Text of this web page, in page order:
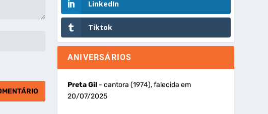
LinkedIn
Tiktok
ANIVERSÁRIOS
Preta Gil- cantora (1974), falecida em
20/07/2025